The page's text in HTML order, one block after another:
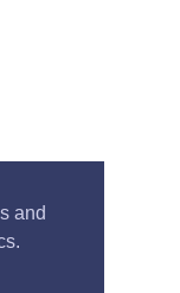
and